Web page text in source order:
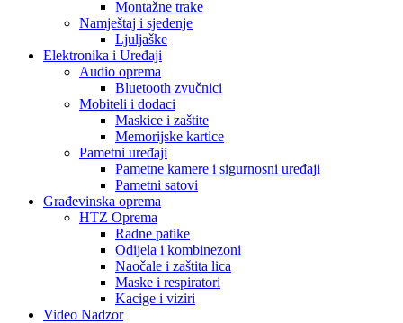
Montažne trake
Namještaj i sjedenje
Ljuljaške
Elektronika i Uređaji
Audio oprema
Bluetooth zvučnici
Mobiteli i dodaci
Maskice i zaštite
Memorijske kartice
Pametni uređaji
Pametne kamere i sigurnosni uređaji
Pametni satovi
Građevinska oprema
HTZ Oprema
Radne patike
Odijela i kombinezoni
Naočale i zaštita lica
Maske i respiratori
Kacige i viziri
Video Nadzor